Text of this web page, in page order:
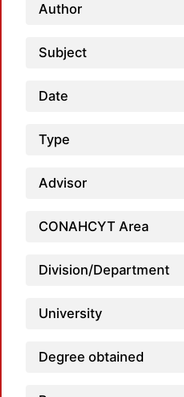
Author
Subject
Date
Type
Advisor
CONAHCYT Area
Division/Department
University
Degree obtained